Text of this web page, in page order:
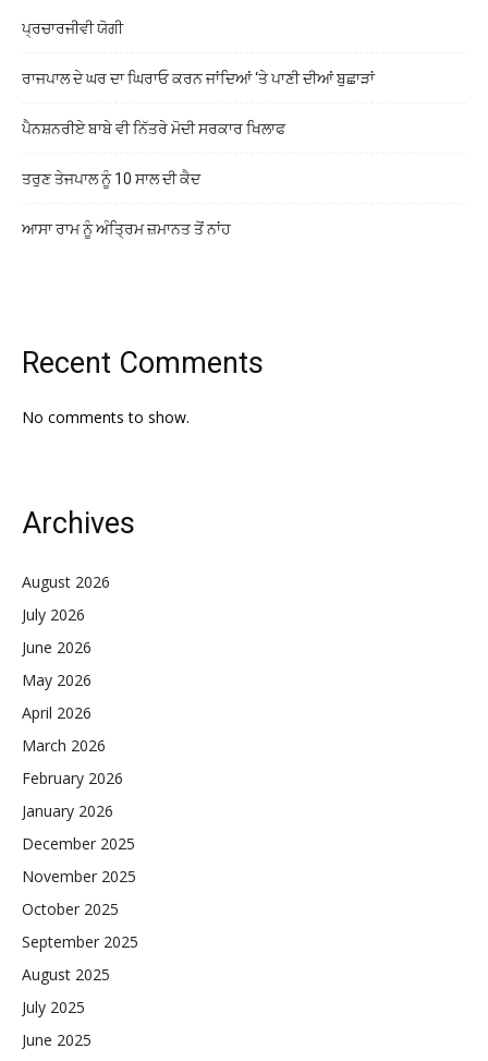
ਪ੍ਰਚਾਰਜੀਵੀ ਯੋਗੀ
ਰਾਜਪਾਲ ਦੇ ਘਰ ਦਾ ਘਿਰਾਓ ਕਰਨ ਜਾਂਦਿਆਂ ‘ਤੇ ਪਾਣੀ ਦੀਆਂ ਬੁਛਾੜਾਂ
ਪੈਨਸ਼ਨਰੀਏ ਬਾਬੇ ਵੀ ਨਿੱਤਰੇ ਮੋਦੀ ਸਰਕਾਰ ਖਿਲਾਫ
ਤਰੁਣ ਤੇਜਪਾਲ ਨੂੰ 10 ਸਾਲ ਦੀ ਕੈਦ
ਆਸਾ ਰਾਮ ਨੂੰ ਅੰਤ੍ਰਿਮ ਜ਼ਮਾਨਤ ਤੋਂ ਨਾਂਹ
Recent Comments
No comments to show.
Archives
August 2026
July 2026
June 2026
May 2026
April 2026
March 2026
February 2026
January 2026
December 2025
November 2025
October 2025
September 2025
August 2025
July 2025
June 2025